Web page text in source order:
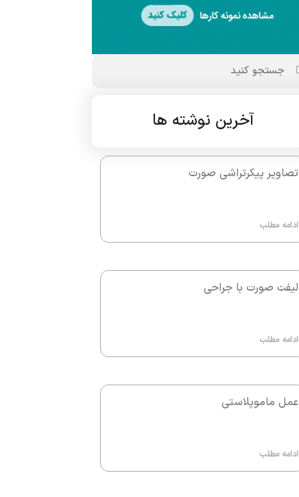
آخرین نوشته ها
تصاویر پیکرتراشی صورت
ادامه مطلب
لیفت صورت با جراحی
ادامه مطلب
عمل ماموپلاستی
ادامه مطلب